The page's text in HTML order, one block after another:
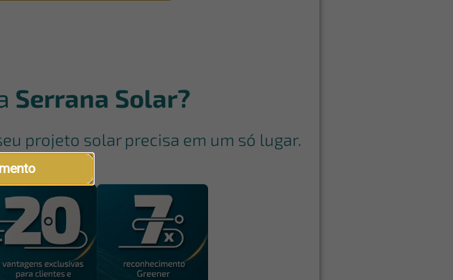
Serrana Solar?
projeto solar precisa em um só lugar.